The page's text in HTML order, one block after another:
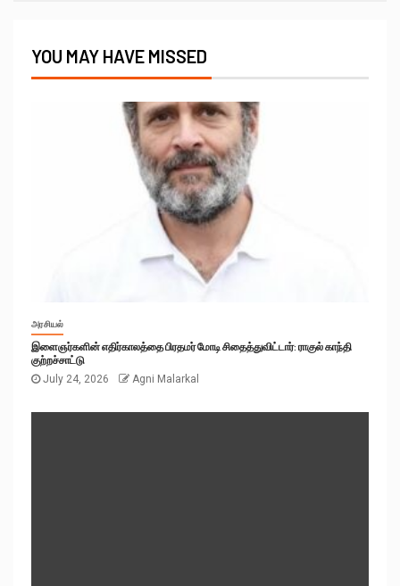
YOU MAY HAVE MISSED
அரசியல்
இளைஞர்களின் எதிர்காலத்தை பிரதமர் மோடி சிதைத்துவிட்டார்: ராகுல் காந்தி
குற்றச்சாட்டு
July 24, 2026
Agni Malarkal